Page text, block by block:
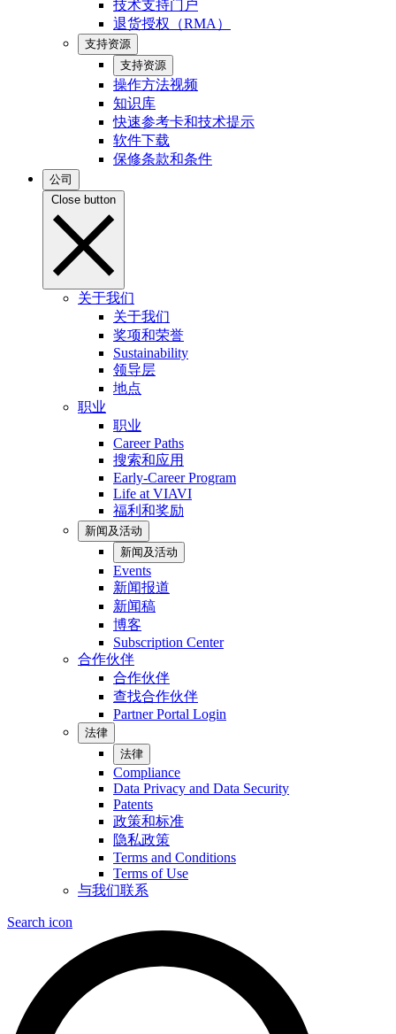
技术支持门户
退货授权（RMA）
支持资源
支持资源
操作方法视频
知识库
快速参考卡和技术提示
软件下载
保修条款和条件
公司
Close button
关于我们
关于我们
奖项和荣誉
Sustainability
领导层
地点
职业
职业
Career Paths
搜索和应用
Early-Career Program
Life at VIAVI
福利和奖励
新闻及活动
新闻及活动
Events
新闻报道
新闻稿
博客
Subscription Center
合作伙伴
合作伙伴
查找合作伙伴
Partner Portal Login
法律
法律
Compliance
Data Privacy and Data Security
Patents
政策和标准
隐私政策
Terms and Conditions
Terms of Use
与我们联系
Search icon